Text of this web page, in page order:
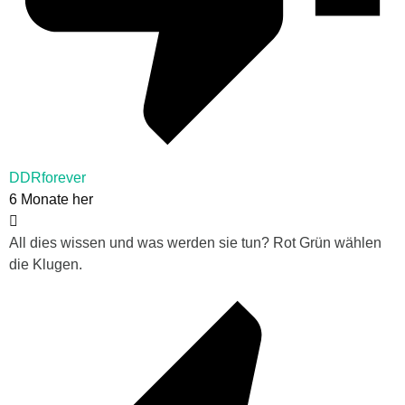
DDRforever
6 Monate her
All dies wissen und was werden sie tun? Rot Grün wählen
die Klugen.